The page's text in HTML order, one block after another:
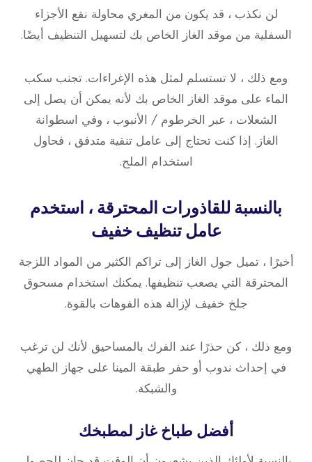
لن نكذب ، قد يكون من المغري محاولة نقع الأجزاء
السفلية من موقد الغاز الخاص بك لتسهيل التنظيف أيضًا.
ومع ذلك ، لا تستسلم لمثل هذه الإغراءات. تجنب سكب
الماء على موقد الغاز الخاص بك لأنه يمكن أن يصل إلى
الشعلات ، عبر الخرطوم / الأنبوب ، وفي اسطوانة
الغاز. إذا كنت تحتاج إلى عامل تنقية متدفق ، فحاول
استخدام الملح.
بالنسبة للقاذورات المحترقة ، استخدم
عامل تنظيف خفيف
أخيرًا ، تميل جول الغاز إلى تراكم الكثير من المواد اللزجة
المحترقة التي يصعب تنظيفها. يمكنك استخدام مسحوق
جلخ خفيف لإزالة هذه الفوهات بالقوة.
ومع ذلك ، كن حذرًا عند الفرك بالمساحيق لأنك لن ترغب
في إحداث ندوب أو حفر طبقة المينا على جهاز الطهي
والشبكة.
أفضل طباخ غاز لمطبخك